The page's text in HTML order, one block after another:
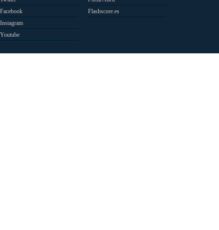
Facebook
Instagram
Youtube
Flashscore.es